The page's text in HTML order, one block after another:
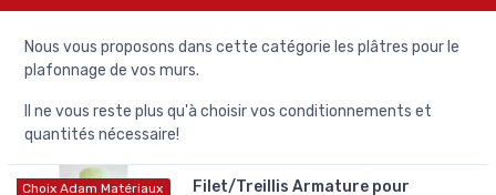
Nous vous proposons dans cette catégorie les plâtres pour le
plafonnage de vos murs.
Il ne vous reste plus qu'à choisir vos conditionnements et
quantités nécessaire!
Choix Adam Matériaux
Filet/Treillis Armature pour